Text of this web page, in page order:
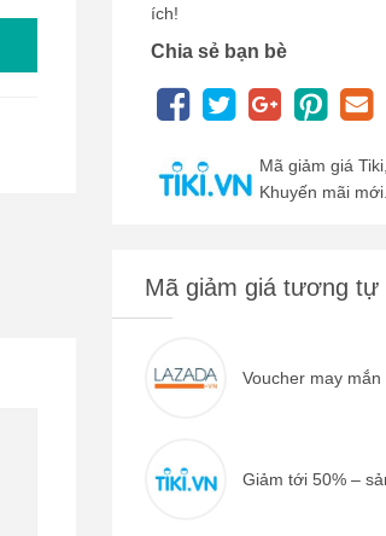
ích!
Chia sẻ bạn bè
Mã giảm giá
Khuyến mãi mới.
Mã giảm giá tương tự
Voucher may mắn
Giảm tới 50% –